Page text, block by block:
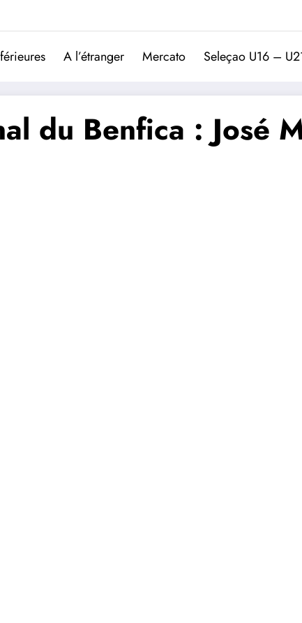
Trivela
A l’étranger Mercato Seleçao U16 –
du Benfica : José